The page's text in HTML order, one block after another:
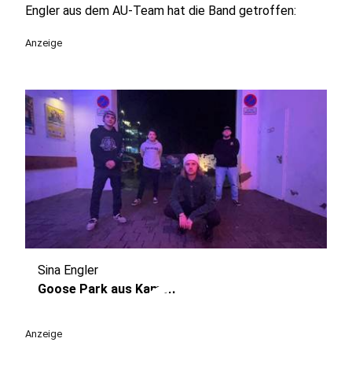
Engler aus dem AU-Team hat die Band getroffen:
Anzeige
play_circle
Sina Engler
Goose Park aus Kamen
Anzeige